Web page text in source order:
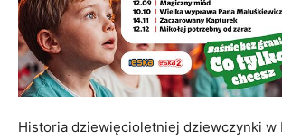
Historia dziewięcioletniej dziewczynki w